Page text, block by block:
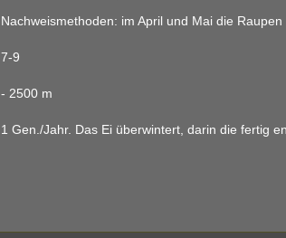
Nachweismethoden: im April und Mai die
7-9
- 2500 m
1 Gen./Jahr. Das Ei überwintert, darin die fertig